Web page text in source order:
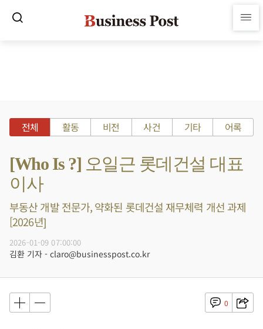
전체 활동 비전 사건 기타 어록
[Who Is ?] 오일근 롯데건설 대표
이사
부동산 개발 전문가, 약화된 롯데건설 재무체력 개선 과제
[2026년]
2026-01-09 07:00:00
김환 기자 - claro@businesspost.co.kr
0